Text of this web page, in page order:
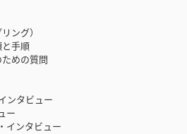
ング）
手順
めの質問
ンタビュー
ー
ンタビュー